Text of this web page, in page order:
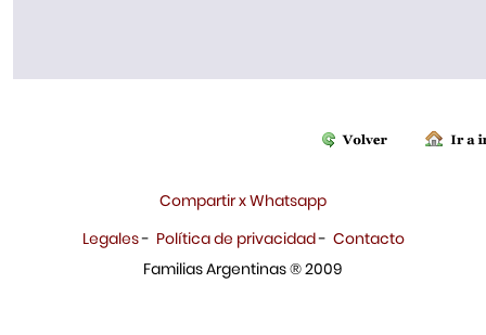
Compartir x Whatsapp
Legales- Política de privacidad- Contacto
Familias Argentinas ® 2009